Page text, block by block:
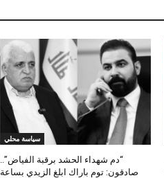
سياسة محلي
“دم شهداء الحشد برقبة الفياض”..
صادقون: توم باراك ابلغ الزيدي بساعة